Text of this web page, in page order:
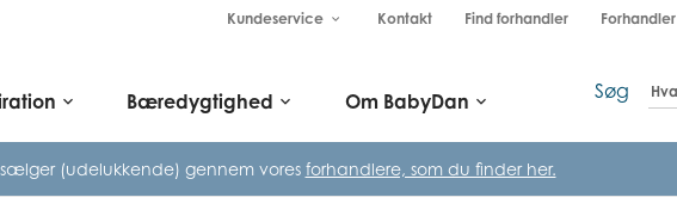
Kundeservice keyboard_arrow_down Kontakt Find forhandler
keyboard_arrow_down Bæredygtighed keyboard_arrow_down Om BabyDan keyboard_arrow_down Søg
(udelukkende) gennem vores forhandlere, som du finder her.